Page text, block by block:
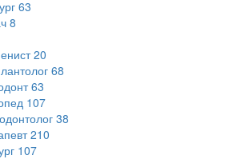
63
8
20
68
63
107
38
210
107